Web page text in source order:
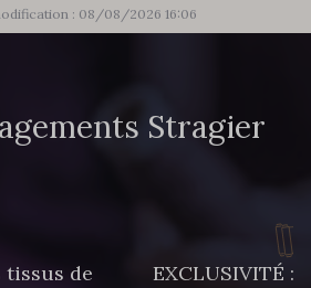
: 08/08/2026 16:06
Stragier
tissus de
EXCLUSIVITÉ :